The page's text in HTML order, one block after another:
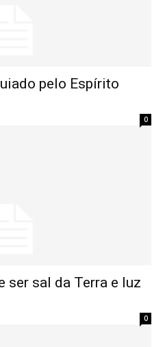
pelo Espírito
0
ser sal da Terra e luz
0